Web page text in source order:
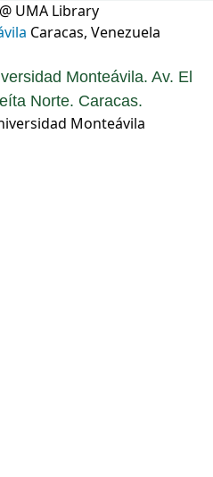
UMA Library
Caracas, Venezuela
Monteávila. Av. El
Norte. Caracas.
Monteávila